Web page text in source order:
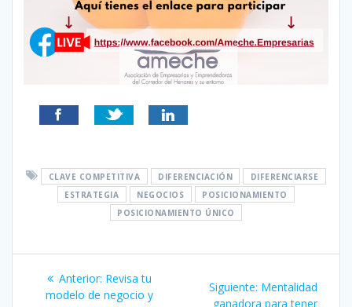
CLAVE COMPETITIVA DIFERENCIACIÓN
DIFERENCIARSE
ESTRATEGIA
NEGOCIOS
POSICIONAMIENTO
POSICIONAMIENTO ÚNICO
Navegación
Anterior: Entrada
anterior:
Revisa tu
modelo de negocio y
Siguiente: Siguiente
entrada:
Mentalidad
ganadora para tener